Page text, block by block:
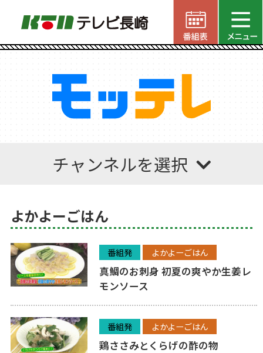
チャンネルを選択
よかよーごはん
番組発 よかよーごはん
真鯛のお刺身 初夏の爽やか生姜レ
モンソース
番組発 よかよーごはん
鶏ささみとくらげの酢の物